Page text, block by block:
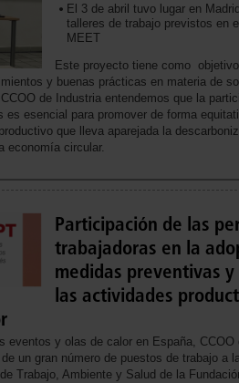
El 3 de abril tuvo lugar en
talleres de trabajo previstos en
MEET
Este proyecto tiene como
y buenas prácticas en materia de
de Industria entendemos que la
es esencial para promover de forma
que lleva aparejada la
economía circular.
Participación de las
trabajadoras en la
medidas preventivas
las actividades
eventos y olas de calor en España, CCOO
un gran número de puestos de trabajo a
Trabajo, Ambiente y Salud de la